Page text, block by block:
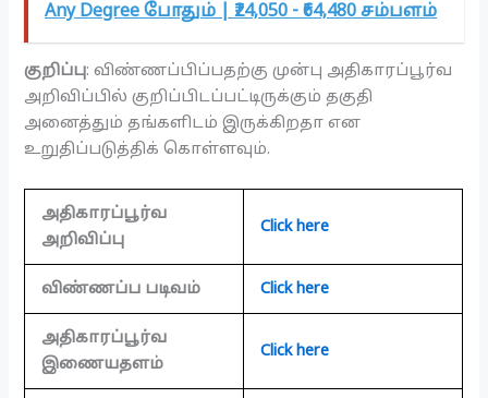
Any Degree போதும் | ₹24,050 - ₹64,480 சம்பளம்
குறிப்பு: விண்ணப்பிப்பதற்கு முன்பு அதிகாரப்பூர்வ
அறிவிப்பில் குறிப்பிடப்பட்டிருக்கும் தகுதி
அனைத்தும் தங்களிடம் இருக்கிறதா என
உறுதிப்படுத்திக் கொள்ளவும்.
அதிகாரப்பூர்வ
அறிவிப்பு
Click here
விண்ணப்ப படிவம் Click here
அதிகாரப்பூர்வ
இணையதளம்
Click here